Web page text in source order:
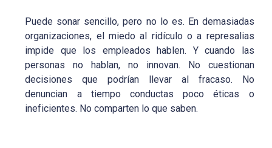
Puede sonar sencillo, pero no lo es. En demasiadas
organizaciones, el miedo al ridículo o a represalias
impide que los empleados hablen. Y cuando las
personas no hablan, no innovan. No cuestionan
decisiones que podrían llevar al fracaso. No
denuncian a tiempo conductas poco éticas o
ineficientes. No comparten lo que saben.